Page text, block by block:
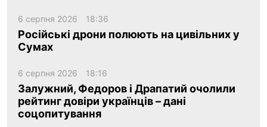
6 серпня 2026 18:36
Російські дрони полюють на цивільних у
Сумах
6 серпня 2026 18:16
Залужний, Федоров і Драпатий очолили
рейтинг довіри українців – дані
соцопитування